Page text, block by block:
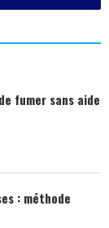
fumer sans aide
: méthode